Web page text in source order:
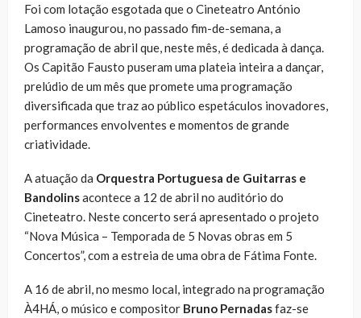
Foi com lotação esgotada que o Cineteatro António
Lamoso inaugurou, no passado fim-de-semana, a
programação de abril que, neste mês, é dedicada à dança.
Os Capitão Fausto puseram uma plateia inteira a dançar,
prelúdio de um mês que promete uma programação
diversificada que traz ao público espetáculos inovadores,
performances envolventes e momentos de grande
criatividade.
A atuação da Orquestra Portuguesa de Guitarras e
Bandolinsacontece a 12 de abril no auditório do
Cineteatro. Neste concerto será apresentado o projeto
“Nova Música – Temporada de 5 Novas obras em 5
Concertos”, com a estreia de uma obra de Fátima Fonte.
A 16 de abril, no mesmo local, integrado na programação
À4HÁ, o músico e compositor Bruno Pernadasfaz-se